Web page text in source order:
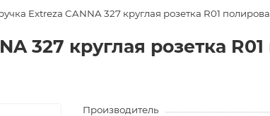
Extreza CANNA 327 круглая розетка R01
327 круглая розетка
Производитель